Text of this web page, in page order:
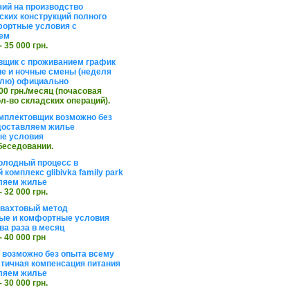
на производство
конструкций полного
условия с
35 000 грн.
с проживанием график
и ночные смены (неделя
официально
грн./месяц (почасовая
во складских операций).
возможно без
жилье
условия
процесс в
комплекс glibivka family park
жилье
32 000 грн.
метод
и комфортные условия
раза в месяц
40 000 грн
без опыта всему
компенсация питания
жилье
30 000 грн.